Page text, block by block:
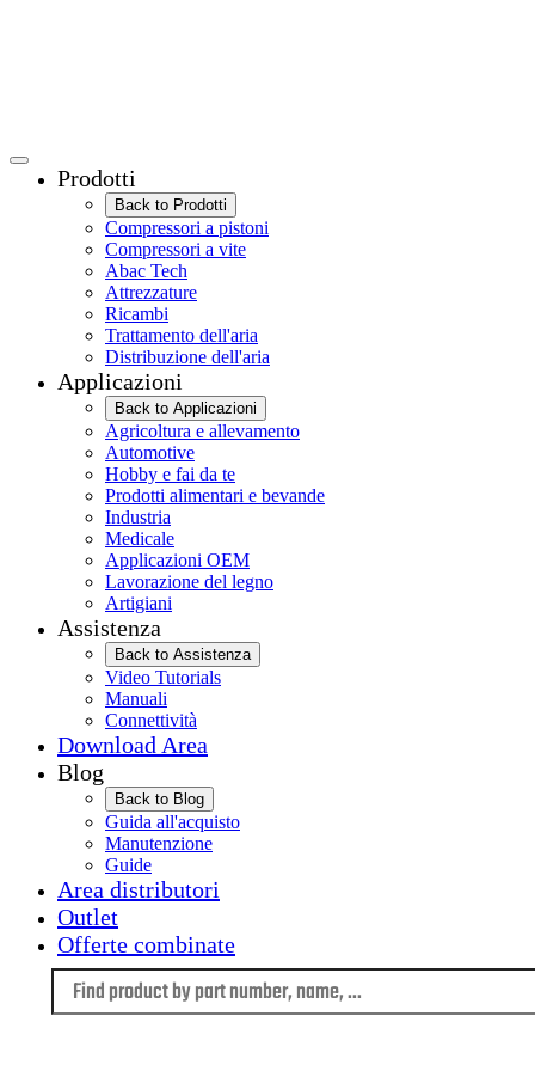
Prodotti
Back to Prodotti
Compressori a pistoni
Compressori a vite
Abac Tech
Attrezzature
Ricambi
Trattamento dell'aria
Distribuzione dell'aria
Applicazioni
Back to Applicazioni
Agricoltura e allevamento
Automotive
Hobby e fai da te
Prodotti alimentari e bevande
Industria
Medicale
Applicazioni OEM
Lavorazione del legno
Artigiani
Assistenza
Back to Assistenza
Video Tutorials
Manuali
Connettività
Download Area
Blog
Back to Blog
Guida all'acquisto
Manutenzione
Guide
Area distributori
Outlet
Offerte combinate